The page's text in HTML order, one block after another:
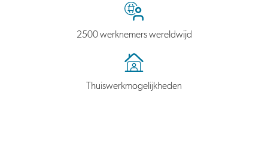
2500 werknemers wereldwijd
Thuiswerkmogelijkheden